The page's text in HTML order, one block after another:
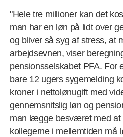
"Hele tre millioner kan det
man har en løn på lidt over
og bliver så syg af stress, at
arbejdsevnen, viser
pensionsselskabet PFA. For
bare 12 ugers sygemelding
kroner i nettolønugift med
gennemsnitslig løn og
man lægge besværet med at
kollegerne i mellemtiden må